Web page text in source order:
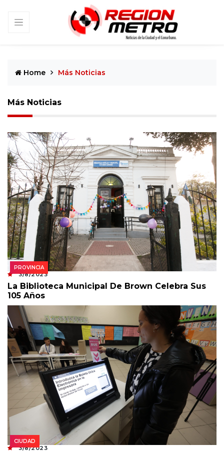
Home Más Noticias
Más Noticias
PROVINCIA
3/8/2023
La Biblioteca Municipal De Brown Celebra Sus
105 Años
CIUDAD
3/8/2023